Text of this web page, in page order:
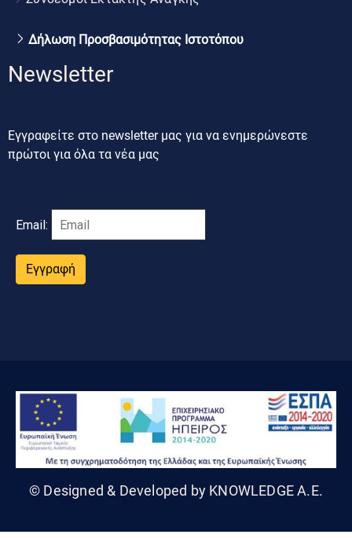
Δήλωση Προσβασιμότητας Ιστοτόπου
Newsletter
Εγγραφείτε στο newsletter μας για να ενημερώνεστε
πρώτοι για όλα τα νέα μας
Email:
Εγγραφή
© Designed & Developed by KNOWLEDGE A.E.